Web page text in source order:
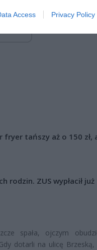
Access Privacy Policy
fryer tańszy aż o 150
ZUS wypłacił już
spała, ojczym
dotarli na ulicę